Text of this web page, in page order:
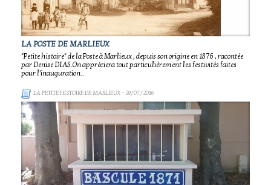
LA POSTE DE MARLIEUX
"Petite histoire" de la Poste à Marlieux , depuis son origine en 1876 , racontée
par Denise DIAS.On appréciera tout particulièrement les festivités faites
pour l'inauguration..
LA PETITE HISTOIRE DE MARLIEUX- 29/07/2016